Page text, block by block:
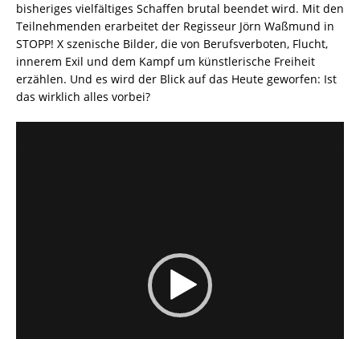
bisheriges vielfältiges Schaffen brutal beendet wird. Mit den
Teilnehmenden erarbeitet der Regisseur Jörn Waßmund in
STOPP! X szenische Bilder, die von Berufsverboten, Flucht,
innerem Exil und dem Kampf um künstlerische Freiheit
erzählen. Und es wird der Blick auf das Heute geworfen: Ist
das wirklich alles vorbei?